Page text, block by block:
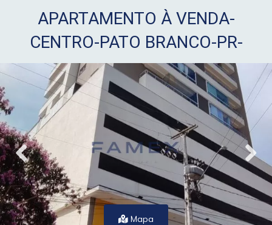
APARTAMENTO À VENDA-
CENTRO-PATO BRANCO-PR-
Mapa